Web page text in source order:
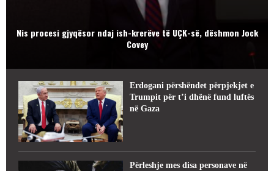
Nis procesi gjyqësor ndaj ish-krerëve të UÇK-së, dëshmon Jock
Covey
Erdogani përshëndet përpjekjet e
Trumpit për t’i dhënë fund luftës
në Gaza
Përleshje mes disa personave në